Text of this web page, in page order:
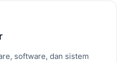
software, dan sistem